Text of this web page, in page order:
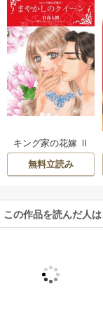
キング家の花嫁 Ⅱ
まやかしのクイー
ン
無料立読み
この作品を読んだ人